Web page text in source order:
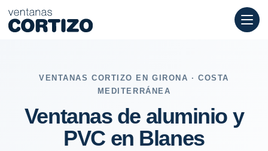
Ventanas de aluminio y PVC en Blanes: sol, humedad y
VENTANAS CORTIZO EN GIRONA · COSTA
MEDITERRÁNEA
Ventanas de aluminio y
PVC en Blanes